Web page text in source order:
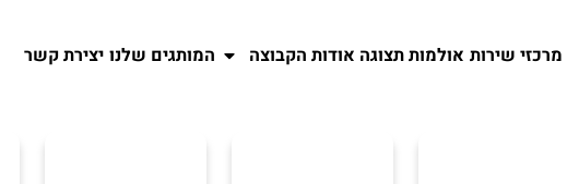
מרכזי שירות אולמות תצוגה אודות הקבוצה המותגים שלנו יצירת קשר